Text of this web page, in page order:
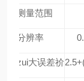
测量范围
分辨率
zui大误差祄